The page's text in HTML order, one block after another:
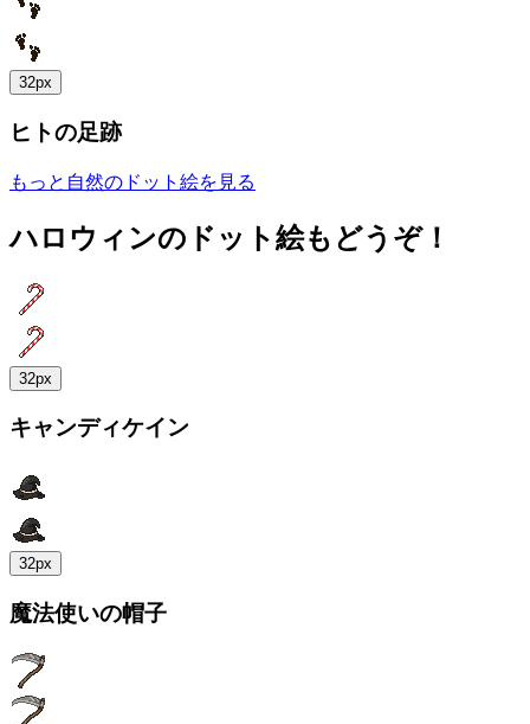
32px
ヒトの足跡
もっと自然のドット絵を見る
ハロウィンのドット絵もどうぞ！
32px
キャンディケイン
32px
魔法使いの帽子